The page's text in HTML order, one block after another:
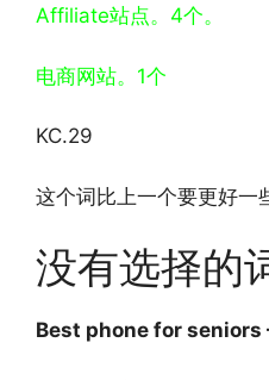
Affiliate站点。4个。
电商网站。1个
KC.29
这个词比上一个要更好一
没有选择的
Best phone for